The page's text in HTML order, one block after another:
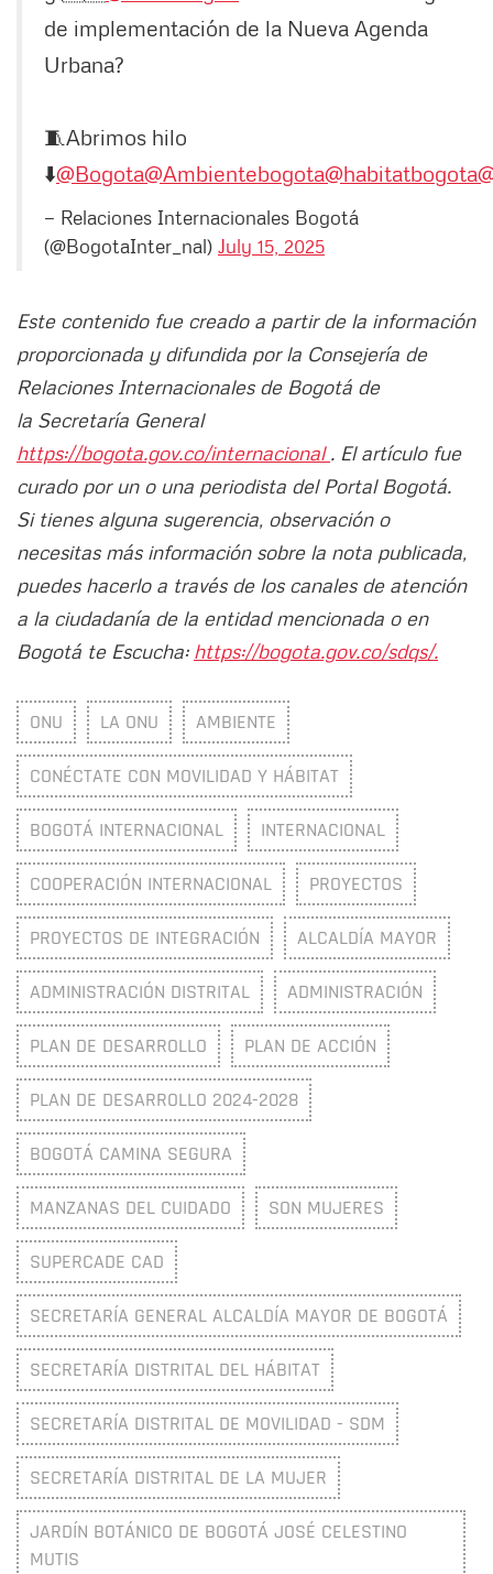
de implementación de la Nueva Agenda
Urbana?
🧵Abrimos hilo
⬇️@Bogota@Ambientebogota@habitatbogota
— Relaciones Internacionales Bogotá
(@BogotaInter_nal) July 15, 2025
Este contenido fue creado a partir de la información
proporcionada y difundida por la Consejería de
Relaciones Internacionales de Bogotá de
la Secretaría General
https://bogota.gov.co/internacional. El artículo fue
curado por un o una periodista del Portal Bogotá.
Si tienes alguna sugerencia, observación o
necesitas más información sobre la nota publicada,
puedes hacerlo a través de los canales de atención
a la ciudadanía de la entidad mencionada o en
Bogotá te Escucha: https://bogota.gov.co/sdqs/.
ONU LA ONU AMBIENTE
CONÉCTATE CON MOVILIDAD Y HÁBITAT
BOGOTÁ INTERNACIONAL INTERNACIONAL
COOPERACIÓN INTERNACIONAL PROYECTOS
PROYECTOS DE INTEGRACIÓN ALCALDÍA MAYOR
ADMINISTRACIÓN DISTRITAL ADMINISTRACIÓN
PLAN DE DESARROLLO PLAN DE ACCIÓN
PLAN DE DESARROLLO 2024-2028
BOGOTÁ CAMINA SEGURA
MANZANAS DEL CUIDADO SON MUJERES
SUPERCADE CAD
SECRETARÍA GENERAL ALCALDÍA MAYOR DE BOGOTÁ
SECRETARÍA DISTRITAL DEL HÁBITAT
SECRETARÍA DISTRITAL DE MOVILIDAD - SDM
SECRETARÍA DISTRITAL DE LA MUJER
JARDÍN BOTÁNICO DE BOGOTÁ JOSÉ CELESTINO
MUTIS